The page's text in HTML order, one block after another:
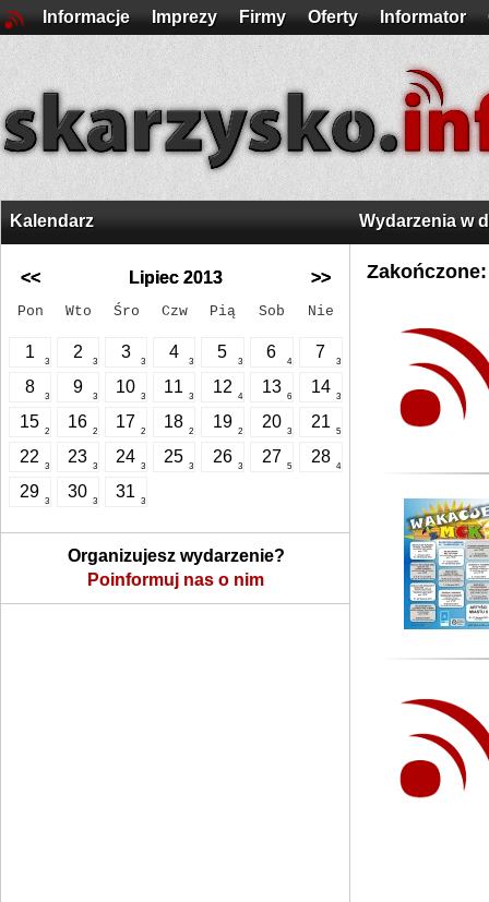
Informacje Imprezy Firmy Oferty Informator
Kalendarz
<< Lipiec 2013 >>
Pon Wto Śro Czw Pią Sob Nie
1
3
2
3
3
3
4
3
5
3
6
4
7
3
8
3
9
3
10
3
11
3
12
4
13
6
14
3
15
2
16
2
17
2
18
2
19
2
20
3
21
5
22
3
23
3
24
3
25
3
26
3
27
5
28
4
29
3
30
3
31
3
Organizujesz wydarzenie?
Poinformuj nas o nim
Wydarzenia w
Zakończone: